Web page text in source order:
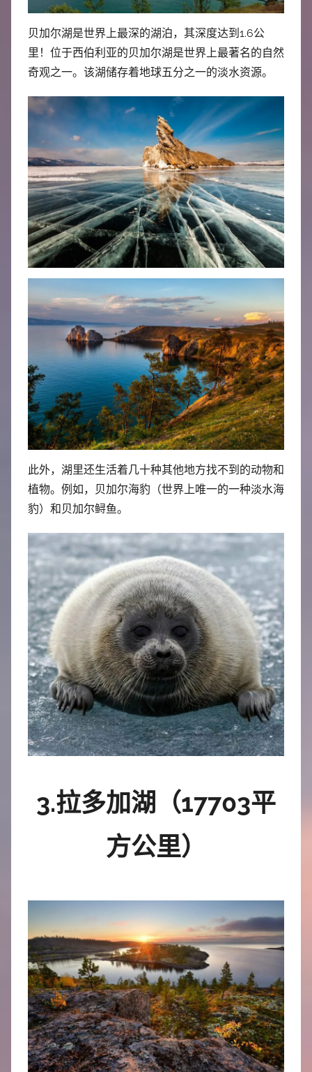
贝加尔湖是世界上最深的湖泊，其深度达到1.6公
里！位于西伯利亚的贝加尔湖是世界上最著名的自然
奇观之一。该湖储存着地球五分之一的淡水资源。
此外，湖里还生活着几十种其他地方找不到的动物和
植物。例如，贝加尔海豹（世界上唯一的一种淡水海
豹）和贝加尔鲟鱼。
3.拉多加湖（17703平
方公里）